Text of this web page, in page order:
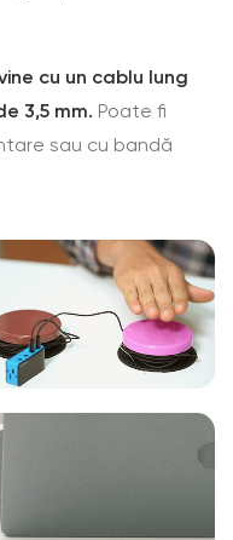
cu un cablu lung
3,5 mm. Poate fi
sau cu bandă